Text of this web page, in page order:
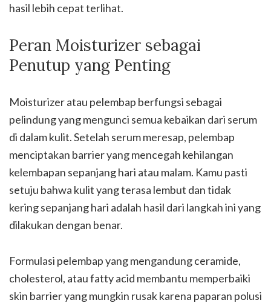
hasil lebih cepat terlihat.
Peran Moisturizer sebagai
Penutup yang Penting
Moisturizer atau pelembap berfungsi sebagai
pelindung yang mengunci semua kebaikan dari serum
di dalam kulit. Setelah serum meresap, pelembap
menciptakan barrier yang mencegah kehilangan
kelembapan sepanjang hari atau malam. Kamu pasti
setuju bahwa kulit yang terasa lembut dan tidak
kering sepanjang hari adalah hasil dari langkah ini yang
dilakukan dengan benar.
Formulasi pelembap yang mengandung ceramide,
cholesterol, atau fatty acid membantu memperbaiki
skin barrier yang mungkin rusak karena paparan polusi